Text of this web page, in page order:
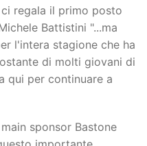
regala il primo posto
Battistini "...ma
l'intera stagione che ha
di molti giovani di
qui per continuare a
sponsor Bastone